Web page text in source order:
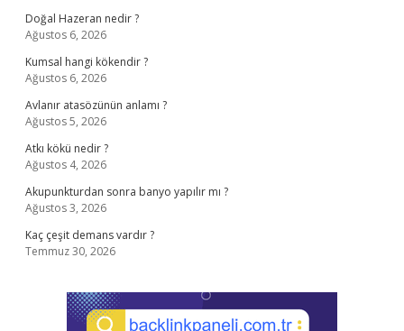
Doğal Hazeran nedir ?
Ağustos 6, 2026
Kumsal hangi kökendir ?
Ağustos 6, 2026
Avlanır atasözünün anlamı ?
Ağustos 5, 2026
Atkı kökü nedir ?
Ağustos 4, 2026
Akupunkturdan sonra banyo yapılır mı ?
Ağustos 3, 2026
Kaç çeşit demans vardır ?
Temmuz 30, 2026